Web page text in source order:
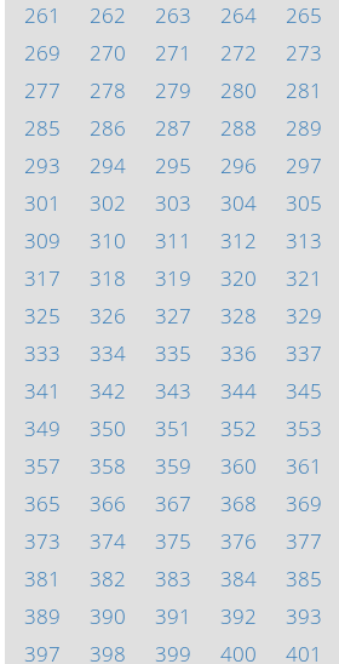
261
262 263 264 265
269
270 271 272 273
277
278 279 280 281
285
286 287 288 289
293
294 295 296 297
301
302 303 304 305
309
310 311 312 313
317
318 319 320 321
325
326 327 328 329
333
334 335 336 337
341
342 343 344 345
349
350 351 352 353
357
358 359 360 361
365
366 367 368 369
373
374 375 376 377
381
382 383 384 385
389
390 391 392 393
397
398 399 400 401